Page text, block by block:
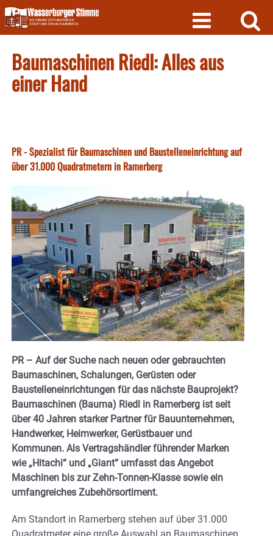
Skip
to
content
Baumaschinen Riedl: Alles aus
einer Hand
PR - Spezialist für Baumaschinen und Baustelleneinrichtung auf
über 31.000 Quadratmetern in Ramerberg
PR – Auf der Suche nach neuen oder gebrauchten
Baumaschinen, Schalungen, Gerüsten oder
Baustelleneinrichtungen für das nächste Bauprojekt?
Baumaschinen (Bauma) Riedl in Ramerberg ist seit
über 40 Jahren starker Partner für Bauunternehmen,
Handwerker, Heimwerker, Gerüstbauer und
Kommunen. Als Vertragshändler führender Marken
wie „Hitachi“ und „Giant“ umfasst das Angebot
Maschinen bis zur Zehn-Tonnen-Klasse sowie ein
umfangreiches Zubehörsortiment.
Am Standort in Ramerberg stehen auf über 31.000